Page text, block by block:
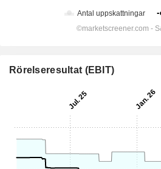
Rörelseresultat (EBIT)